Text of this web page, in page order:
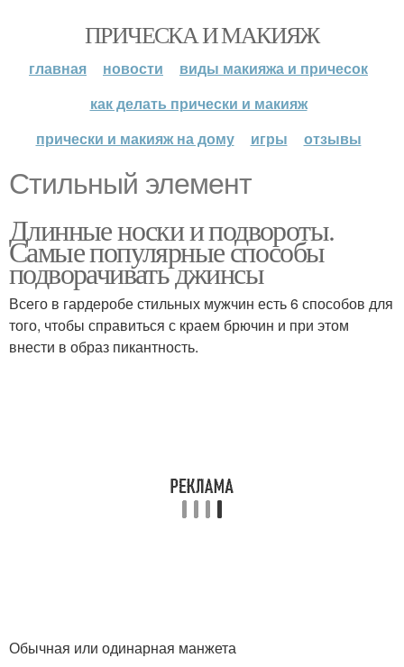
ПРИЧЕСКА И МАКИЯЖ
главная новости
виды макияжа и причесок
как делать прически и макияж
прически и макияж на дому
игры отзывы
Стильный элемент
Длинные носки и подвороты.
Самые популярные способы
подворачивать джинсы
Всего в гардеробе стильных мужчин есть 6 способов для
того, чтобы справиться с краем брючин и при этом
внести в образ пикантность.
Обычная или одинарная манжета